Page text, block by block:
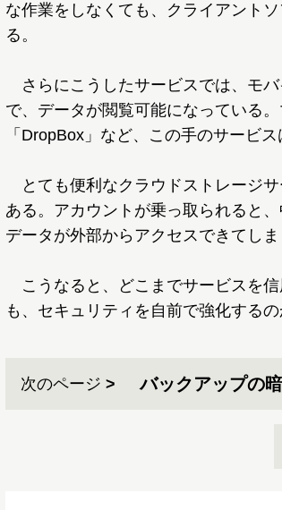
な作業をしなくても、クライアント
る。
さらにこうしたサービスでは、モ
で、データが閲覧可能になっている
「DropBox」など、この手のサービ
とても便利なクラウドストレージ
ある。アカウントが乗っ取られると
データが外部からアクセスできてしま
こうなると、どこまでサービスを
も、セキュリティを自前で強化する
次のページ バックアップの